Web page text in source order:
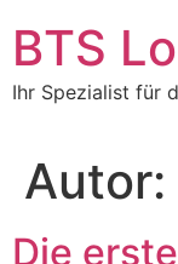
BTS
Ihr Spezialist für
Autor:
Die